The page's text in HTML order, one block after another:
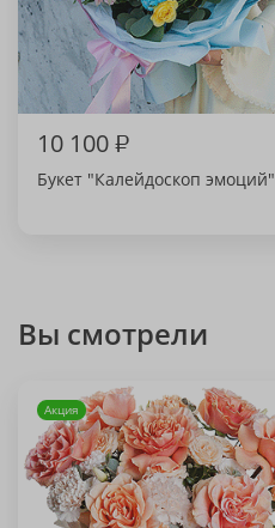
10 100₽
Букет "Калейдоскоп эмоций"
Вы смотрели
Акция